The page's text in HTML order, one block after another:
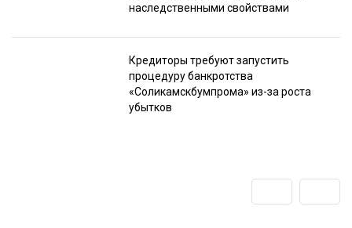
наследственными свойствами
Кредиторы требуют запустить
процедуру банкротства
«Соликамскбумпрома» из-за роста
убытков